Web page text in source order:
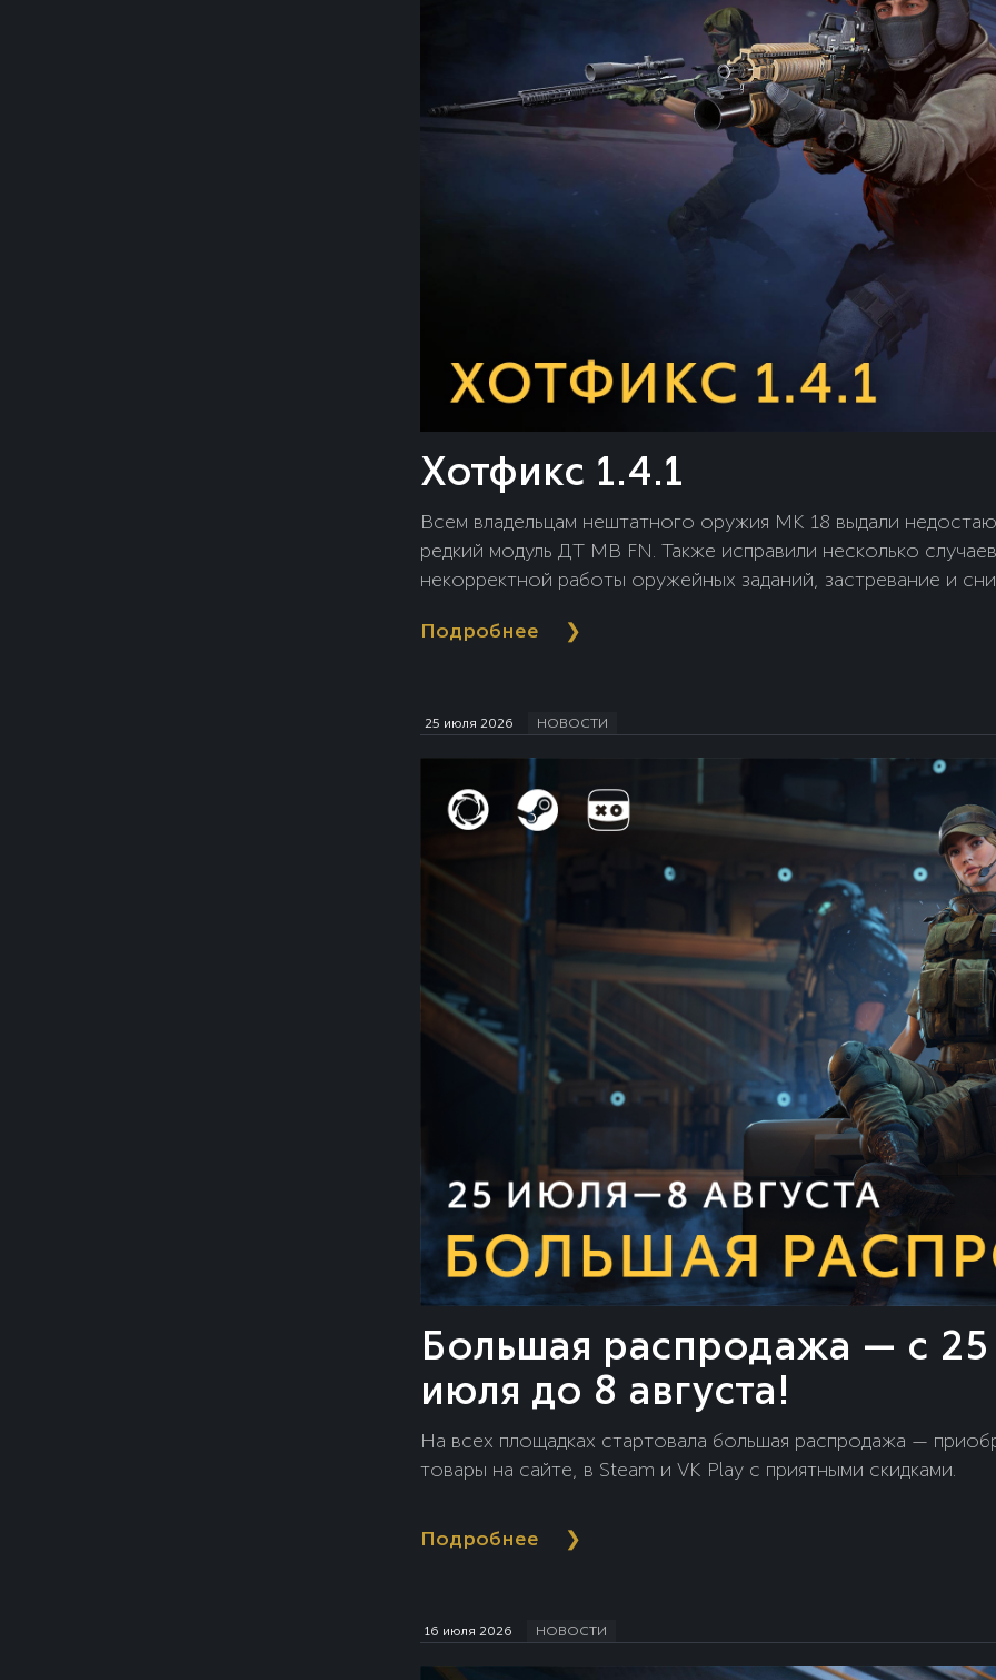
Хотфикс 1.4.1
Всем владельцам нештатного оружия MK 18 выдали
редкий модуль ДТ MB FN. Также исправили несколько случаев
некорректной работы оружейных заданий, застревание и
небольшие правки, связанные с оперативниками и
Подробнее ❯
25 июля 2026 НОВОСТИ
Большая распродажа — с 25
июля до 8 августа!
На всех площадках стартовала большая распродажа —
товары на сайте, в Steam и VK Play с приятными скидками.
Подробнее ❯
16 июля 2026 НОВОСТИ